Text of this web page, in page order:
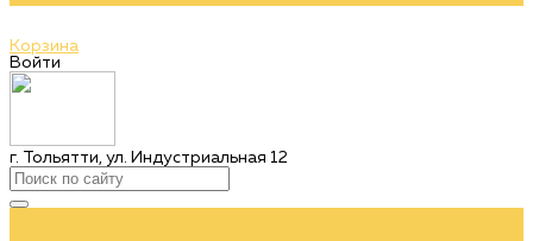
Корзина
Войти
г. Тольятти, ул. Индустриальная 12